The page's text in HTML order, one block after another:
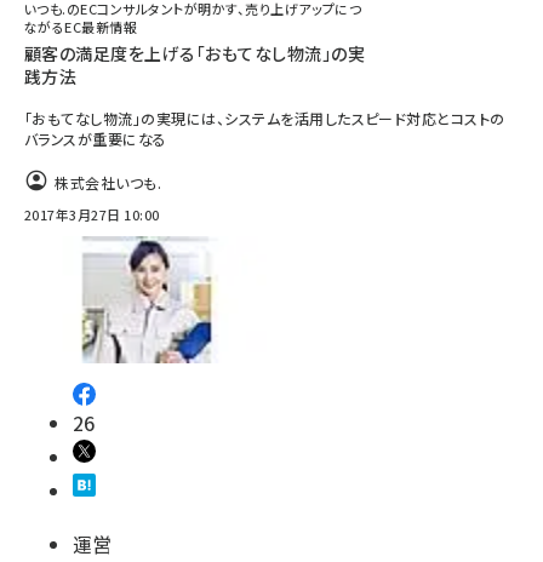
いつも.のECコンサルタントが明かす、売り上げアップにつ
ながるEC最新情報
顧客の満足度を上げる「おもてなし物流」の実
践方法
「おもてなし物流」の実現には、システムを活用したスピード対応とコストの
バランスが重要になる
株式会社いつも.
2017年3月27日 10:00
26
運営